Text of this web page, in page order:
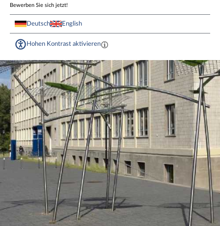
Bewerben Sie sich jetzt!
Deutsch English
Hohen Kontrast aktivieren